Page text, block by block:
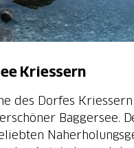
Kriessern
des Dorfes
Baggersee.